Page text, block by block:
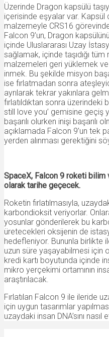
Üzerinde Dragon kapsülü
içerisinde eşyalar var. Kapsül
malzemeyle CRS16
Falcon 9’un, Dragon
içinde Uluslararası Uzay
sağlamak, içinde taşıdığı
malzemeleri geri yüklemek
inmek. Bu şekilde misyon
ise fırlatmadan sonra
ayrılarak tekrar yakınlara
fırlatıldıktan sonra üzerindeki
still love you’ gemisine geçiş
başarılı olurken inişi başarılı
açıklamada Falcon 9’un tek
yerden alınması gerektiğini
SpaceX, Falcon 9 roketi bilim
olarak tarihe geçecek.
Roketin fırlatılmasıyla,
karbondioksit veriyorlar.
yosunlar gönderilerek bu
üretecekleri oksijenin de
hedefleniyor. Bununla birlikte
uzun süre yaşayabilmesi için
kredi kartı boyutunda içinde
mikro yerçekimi ortamının
araştırılacak.
Fırlatılan Falcon 9 ile ileride
için uygun tasarımlar
uzaydaki insan DNA’sını nasıl